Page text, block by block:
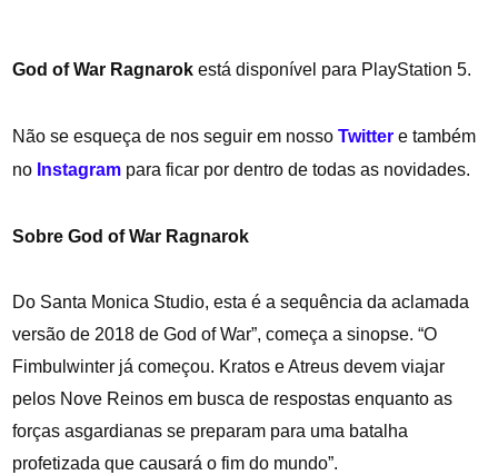
God of War Ragnarokestá disponível para PlayStation 5.
Não se esqueça de nos seguir em nossoTwitter e também
no Instagram para ficar por dentro de todas as novidades.
SobreGod of War Ragnarok
Do Santa Monica Studio, esta é a sequência da aclamada
versão de 2018 de God of War”, começa a sinopse. “O
Fimbulwinter já começou. Kratos e Atreus devem viajar
pelos Nove Reinos em busca de respostas enquanto as
forças asgardianas se preparam para uma batalha
profetizada que causará o fim do mundo”.